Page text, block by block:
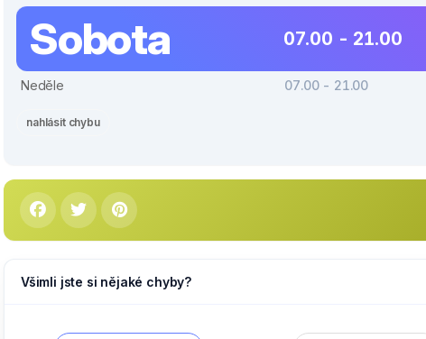
Sobota 07.00 - 21.00
Neděle 07.00 - 21.00
nahlásit chybu
Všimli jste si nějaké chyby?